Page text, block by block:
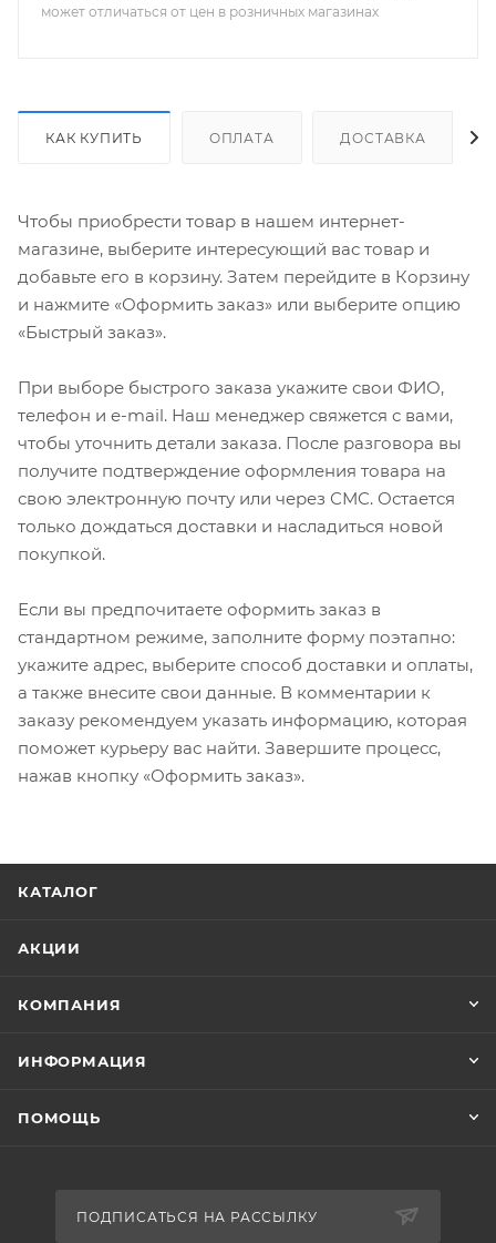
может отличаться от цен в розничных магазинах
КАК КУПИТЬ ОПЛАТА ДОСТАВКА
Чтобы приобрести товар в нашем интернет-
магазине, выберите интересующий вас товар и
добавьте его в корзину. Затем перейдите в Корзину
и нажмите «Оформить заказ» или выберите опцию
«Быстрый заказ».
При выборе быстрого заказа укажите свои ФИО,
телефон и e-mail. Наш менеджер свяжется с вами,
чтобы уточнить детали заказа. После разговора вы
получите подтверждение оформления товара на
свою электронную почту или через СМС. Остается
только дождаться доставки и насладиться новой
покупкой.
Если вы предпочитаете оформить заказ в
стандартном режиме, заполните форму поэтапно:
укажите адрес, выберите способ доставки и оплаты,
а также внесите свои данные. В комментарии к
заказу рекомендуем указать информацию, которая
поможет курьеру вас найти. Завершите процесс,
нажав кнопку «Оформить заказ».
КАТАЛОГ
АКЦИИ
КОМПАНИЯ
ИНФОРМАЦИЯ
ПОМОЩЬ
ПОДПИСАТЬСЯ НА РАССЫЛКУ